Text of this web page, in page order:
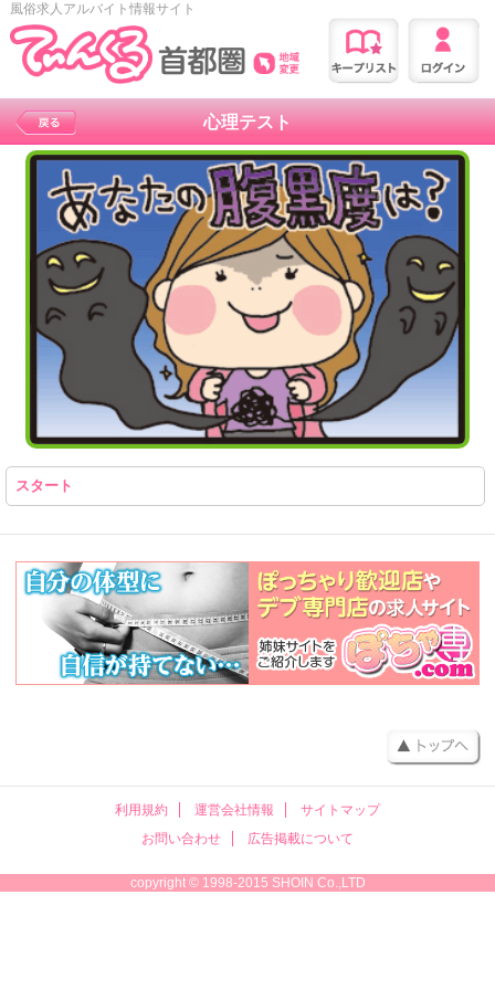
風俗求人アルバイト情報サイト
心理テスト
スタート
利用規約 運営会社情報
サイトマップ
お問い合わせ
広告掲載について
copyright © 1998-2015 SHOIN Co.,LTD